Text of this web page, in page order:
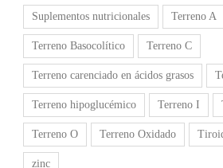
Suplementos nutricionales Terreno A
Terreno Basocolítico Terreno C
Terreno carenciado en ácidos grasos
Terreno hipoglucémico Terreno I
Terreno O Terreno Oxidado
zinc